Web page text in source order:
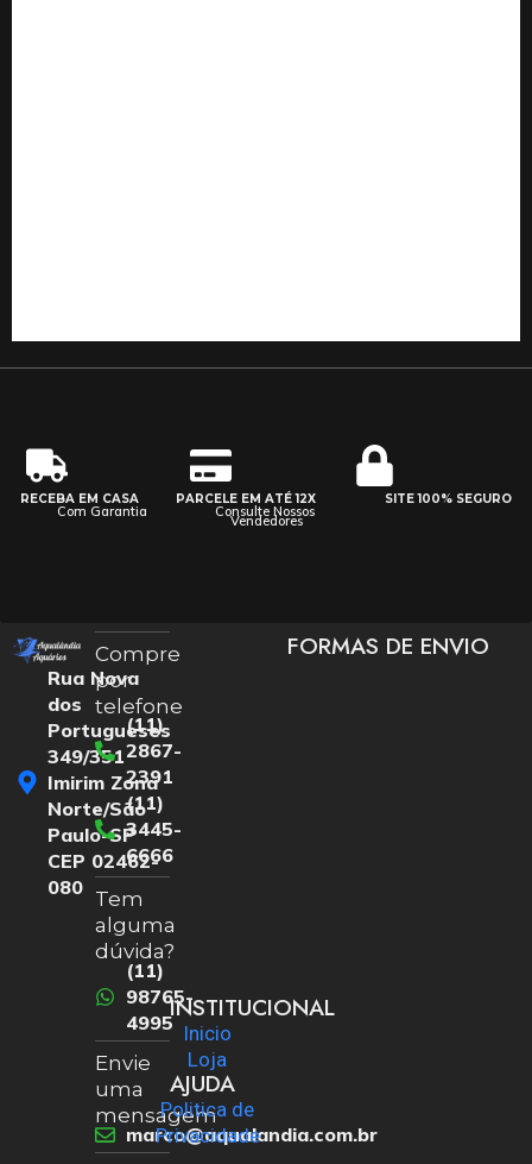
RECEBA EM CASA
Com Garantia
PARCELE EM ATÉ 12X
Consulte Nossos
Vendedores
SITE 100% SEGURO
Rua Nova
dos
Portugueses
349/351
Imirim Zona
Norte/São
Paulo-SP
CEP 02462-
080
Compre
por
telefone
(11)
2867-
2391
(11)
3445-
6666
Tem
alguma
dúvida?
(11)
98765-
4995
Envie
uma
mensagem
marco@aqualandia.com.br
INSTITUCIONAL
Inicio
Loja
AJUDA
Politica de
Privacidade
FORMAS DE ENVIO